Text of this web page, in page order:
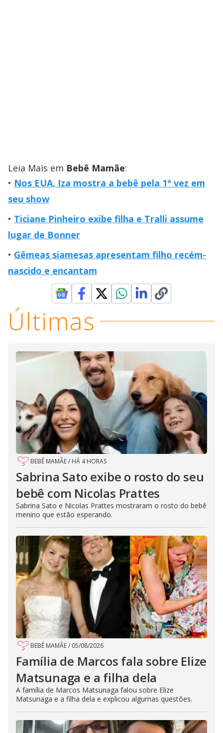
Leia Mais em Bebê Mamãe:
Nos EUA, Iza mostra a bebê pela 1ª vez em
seu show
Ticiane Pinheiro exibe filha e Tralli assume
lugar de Bonner
Gêmeas siamesas apresentam filho recém-
nascido e encantam
Últimas
BEBÊ MAMÃE/ HÁ 4 HORAS
Sabrina Sato exibe o rosto do seu
bebê com Nicolas Prattes
Sabrina Sato e Nicolas Prattes mostraram o rosto do bebê
menino que estão esperando.
BEBÊ MAMÃE/ 05/08/2026
Família de Marcos fala sobre Elize
Matsunaga e a filha dela
A família de Marcos Matsunaga falou sobre Elize
Matsunaga e a filha dela e explicou algumas questões.